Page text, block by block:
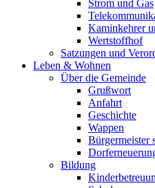
Strom und Gas
Kaminkehrer
Wertstoffhof
Satzungen und
Leben & Wohnen
Über die Gemeinde
Grußwort
Anfahrt
Geschichte
Wappen
Bürgermeister
Bildung